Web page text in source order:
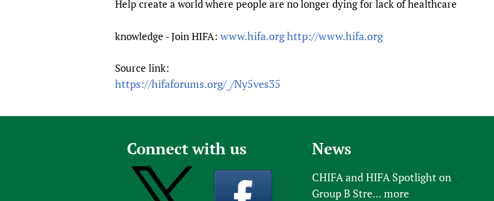
Help create a world where people are no longer dying for lack of healthcare
knowledge - Join HIFA: www.hifa.orghttp://www.hifa.org
Source link:
https://hifaforums.org/_/Ny5ves35
Connect with us News
CHIFA and HIFA Spotlight on
Group B Stre... more